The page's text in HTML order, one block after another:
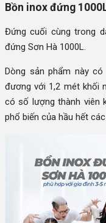
Bồn inox đứng
Đứng cuối cùng trong
đứng Sơn Hà 1000L.
Dòng sản phẩm này
đương với 1,2 mét khối
có số lượng thành viên
phổ biến của hầu hết